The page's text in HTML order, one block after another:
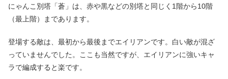
にゃんこ別塔「蒼」は、赤や黒などの別塔と同じく1階から10階
（最上階）まであります。
登場する敵は、最初から最後までエイリアンです。白い敵が混ざ
っていませんでした。ここも当然ですが、エイリアンに強いキャ
ラで編成すると楽です。